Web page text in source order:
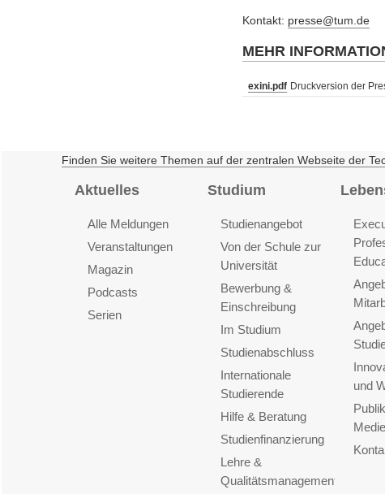
Kontakt: presse@tum.de
MEHR
exini.pdf Druckversion der
Finden Sie weitere Themen auf der zentralen Webseite der
Aktuelles
Alle Meldungen
Veranstaltungen
Magazin
Podcasts
Serien
Studium
Studienangebot
Von der Schule zur
Universität
Bewerbung &
Einschreibung
Im Studium
Studienabschluss
Internationale
Studierende
Hilfe & Beratung
Studienfinanzierung
Lehre &
Qualitätsmanagement
und